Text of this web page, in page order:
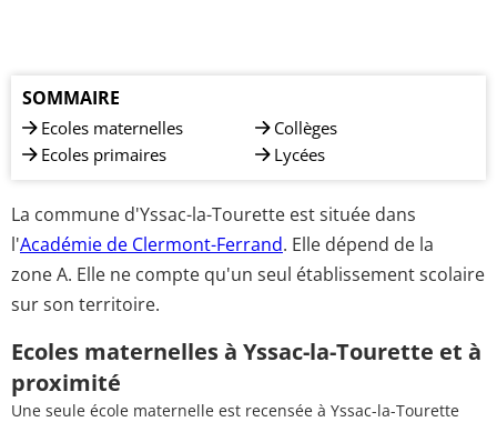
SOMMAIRE
Ecoles maternelles
Ecoles primaires
Collèges
Lycées
La commune d'Yssac-la-Tourette est située dans
l'Académie de Clermont-Ferrand. Elle dépend de la
zone A. Elle ne compte qu'un seul établissement scolaire
sur son territoire.
Ecoles maternelles à Yssac-la-Tourette et à
proximité
Une seule école maternelle est recensée à Yssac-la-Tourette